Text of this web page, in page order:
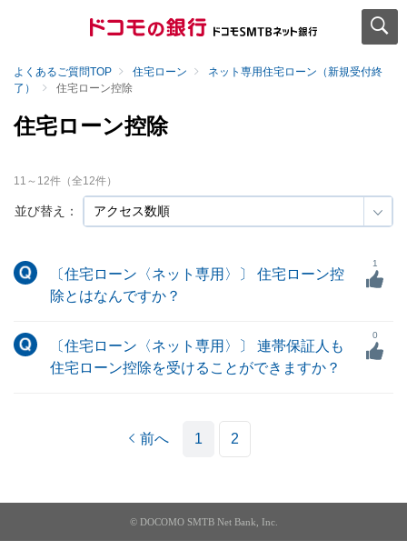
よくあるご質問TOP 住宅ローン
ネット専用住宅ローン（新規受付終
了）
住宅ローン控除
住宅ローン控除
並び替え：
11 ～ 12件（全12件）
〔住宅ローン〈ネット専用〉〕 住宅ローン控
除とはなんですか？
1
〔住宅ローン〈ネット専用〉〕 連帯保証人も
住宅ローン控除を受けることができますか？
0
前へ 1 2
© DOCOMO SMTB Net Bank, Inc.